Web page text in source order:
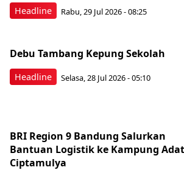
Headline Rabu, 29 Jul 2026 - 08:25
Headline
Debu Tambang Kepung Sekolah
Selasa, 28 Jul 2026 - 05:10
BRI Region 9 Bandung Salurkan
Bantuan Logistik ke Kampung Adat
Ciptamulya